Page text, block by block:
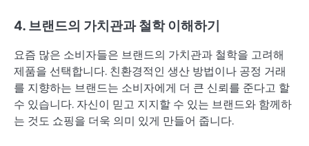
4. 브랜드의 가치관과 철학 이해하기
요즘 많은 소비자들은 브랜드의 가치관과 철학을 고려해
제품을 선택합니다. 친환경적인 생산 방법이나 공정 거래
를 지향하는 브랜드는 소비자에게 더 큰 신뢰를 준다고 할
수 있습니다. 자신이 믿고 지지할 수 있는 브랜드와 함께하
는 것도 쇼핑을 더욱 의미 있게 만들어 줍니다.